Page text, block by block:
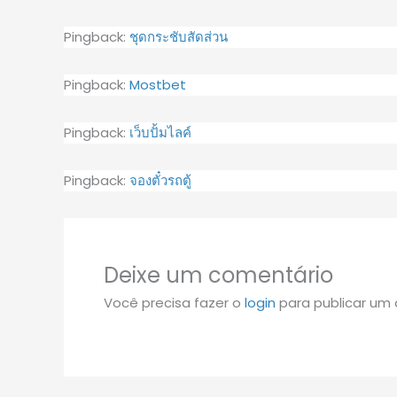
Pingback: ชุดกระชับสัดส่วน
Pingback: Mostbet
Pingback: เว็บปั้มไลค์
Pingback: จองตั๋วรถตู้
Deixe um comentário
Você precisa fazer o login para publicar um